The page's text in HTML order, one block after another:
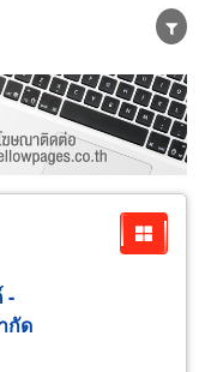
ตัวแทนจัดจำหน่าย
-
กัด